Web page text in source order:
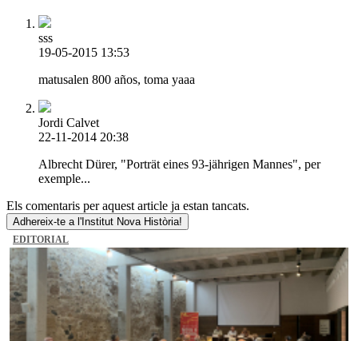
sss
19-05-2015 13:53
matusalen 800 años, toma yaaa
Jordi Calvet
22-11-2014 20:38
Albrecht Dürer, "Porträt eines 93-jährigen Mannes", per
exemple...
Els comentaris per aquest article ja estan tancats.
Adhereix-te a l'Institut Nova Història!
EDITORIAL